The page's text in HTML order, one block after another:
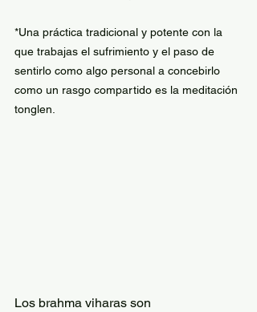
*Una práctica tradicional y potente con la
que trabajas el sufrimiento y el paso de
sentirlo como algo personal a concebirlo
como un rasgo compartido es la meditación
tonglen.
Los brahma viharas son